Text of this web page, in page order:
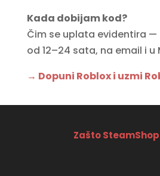
Kada dobijam kod?
Čim se uplata evidentira —
od 12–24 sata, na email i u
→ Dopuni Roblox i uzmi
Zašto